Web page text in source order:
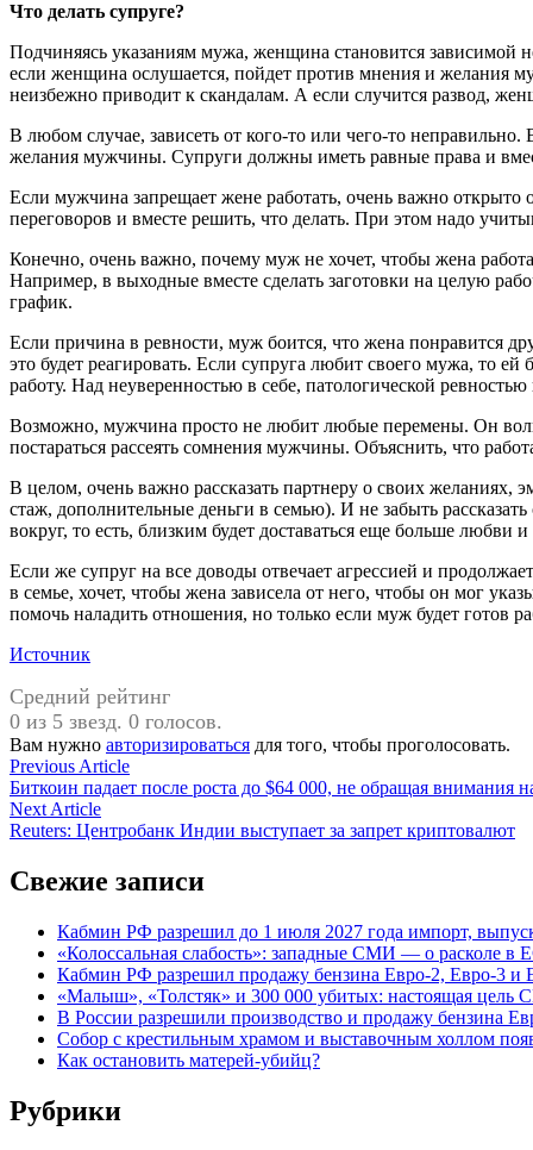
Что делать супруге?
Подчиняясь указаниям мужа, женщина становится зависимой
если женщина ослушается, пойдет против мнения и желания
неизбежно приводит к скандалам. А если случится развод,
В любом случае, зависеть от кого-то или чего-то
желания мужчины. Супруги должны иметь равные права и
Если мужчина запрещает жене работать, очень важно открыто
переговоров и вместе решить, что делать. При этом надо
Конечно, очень важно, почему муж не хочет, чтобы жена
Например, в выходные вместе сделать заготовки на целую
график.
Если причина в ревности, муж боится, что жена понравится
это будет реагировать. Если супруга любит своего мужа, то
работу. Над неуверенностью в себе, патологической
Возможно, мужчина просто не любит любые перемены. Он
постараться рассеять сомнения мужчины. Объяснить, что
В целом, очень важно рассказать партнеру о своих желаниях,
стаж, дополнительные деньги в семью). И не забыть
вокруг, то есть, близким будет доставаться еще больше любви
Если же супруг на все доводы отвечает агрессией и
в семье, хочет, чтобы жена зависела от него, чтобы он мог
помочь наладить отношения, но только если муж будет готов
Источник
Средний рейтинг
0 из 5 звезд. 0 голосов.
Вам нужно авторизироваться для того, чтобы проголосовать.
Навигация
по
записям
Previous ArticlePrevious
article:
Биткоин падает после роста до $64 000, не обращая внимания
Next ArticleNext
article:
Reuters: Центробанк Индии выступает за запрет криптовалют
Свежие записи
Кабмин РФ разрешил до 1 июля 2027 года импорт,
«Колоссальная слабость»: западные СМИ — о расколе в
Кабмин РФ разрешил продажу бензина Евро-2, Евро-3 и
«Малыш», «Толстяк» и 300 000 убитых: настоящая
В России разрешили производство и продажу бензина
Собор с крестильным храмом и выставочным холлом
Как остановить матерей-убийц?
Рубрики